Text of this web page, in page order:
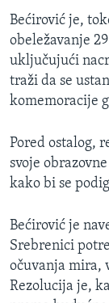
Bećirović je,
obeležavanje
uključujući
traži da se
komemoracije
Pored ostalog,
svoje
kako bi se
Bećirović je
Srebrenici
očuvanja mira,
Rezolucija je,